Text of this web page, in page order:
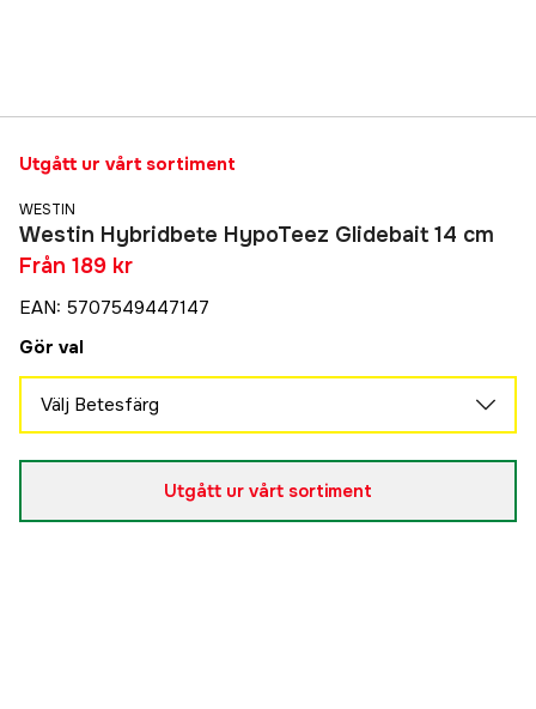
Utgått ur vårt sortiment
WESTIN
Westin Hybridbete HypoTeez Glidebait 14 cm
Från 189 kr
EAN: 5707549447147
Gör val
Välj Betesfärg
Slutsåld
Rainbow Trout
209 kr
Slutsåld
Utgått ur vårt sortiment